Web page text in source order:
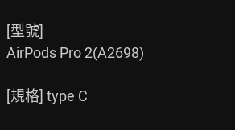
[型號]
AirPods Pro 2(A2698)
[規格] type C